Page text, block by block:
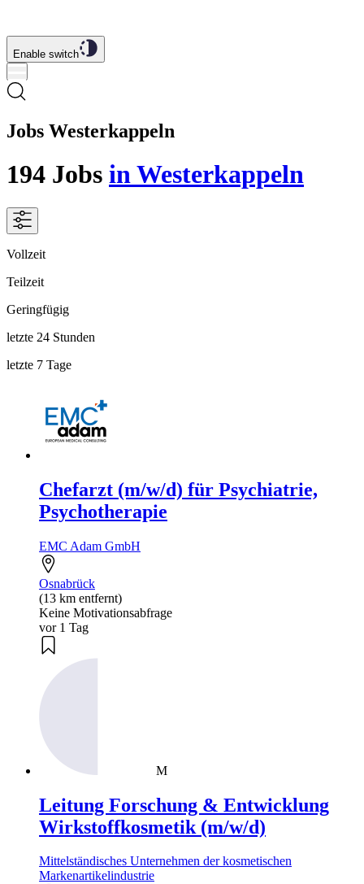
Enable switch
Jobs Westerkappeln
194 Jobs in Westerkappeln
Vollzeit
Teilzeit
Geringfügig
letzte 24 Stunden
letzte 7 Tage
Chefarzt (m/w/d) für Psychiatrie,
Psychotherapie
EMC Adam GmbH
Osnabrück
(13 km entfernt)
Keine Motivationsabfrage
vor 1 Tag
M
Leitung Forschung & Entwicklung
Wirkstoffkosmetik (m/w/d)
Mittelständisches Unternehmen der kosmetischen
Markenartikelindustrie